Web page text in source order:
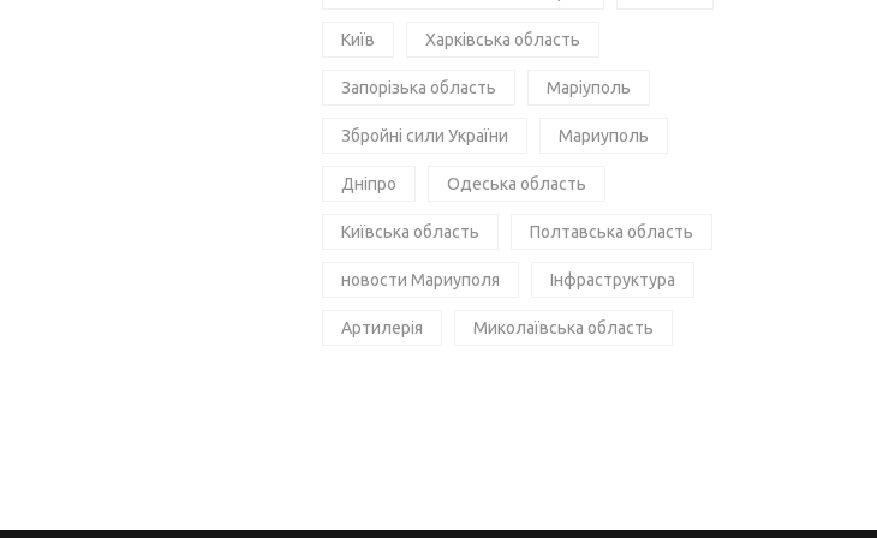
Київ Харківська область
Запорізька область Маріуполь
Збройні сили України Мариуполь
Дніпро Одеська область
Київська область Полтавська область
новости Мариуполя Інфраструктура
Артилерія Миколаївська область